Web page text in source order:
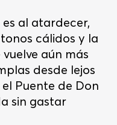
al atardecer,
cálidos y la
aún más
desde lejos
Puente de Don
sin gastar